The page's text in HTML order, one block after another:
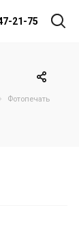
21-75
Фотопечать